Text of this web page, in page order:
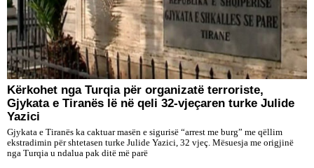
Kërkohet nga Turqia për organizatë terroriste,
Gjykata e Tiranës lë në qeli 32-vjeçaren turke Julide
Yazici
Gjykata e Tiranës ka caktuar masën e sigurisë “arrest me burg” me qëllim
ekstradimin për shtetasen turke Julide Yazici, 32 vjeç. Mësuesja me origjinë
nga Turqia u ndalua pak ditë më parë